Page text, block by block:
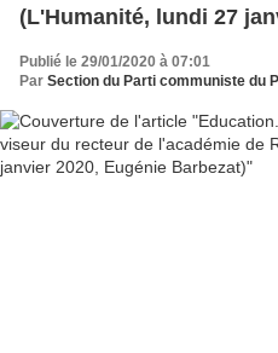
(L'Humanité, lundi 27
Publié le 29/01/2020 à 07:01
Par Section du Parti communiste du